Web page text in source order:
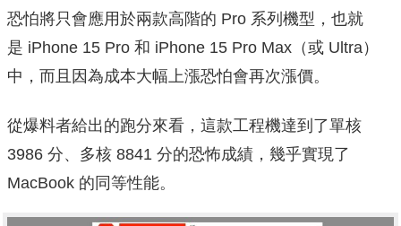
恐怕將只會應用於兩款高階的 Pro 系列機型，也就
是 iPhone 15 Pro 和 iPhone 15 Pro Max（或 Ultra）
中，而且因為成本大幅上漲恐怕會再次漲價。
從爆料者給出的跑分來看，這款工程機達到了單核
3986 分、多核 8841 分的恐怖成績，幾乎實現了
MacBook 的同等性能。